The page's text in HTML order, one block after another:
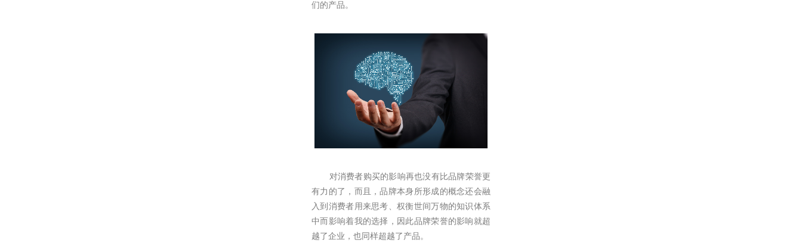
们的产品。
对消费者购买的影响再也没有比品牌荣誉更
有力的了，而且，品牌本身所形成的概念还会融
入到消费者用来思考、权衡世间万物的知识体系
中而影响着我的选择，因此品牌荣誉的影响就超
越了企业，也同样超越了产品。